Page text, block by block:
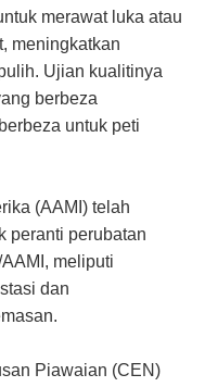
merawat luka atau
meningkatkan
Ujian kualitinya
berbeza
untuk peti
(AAMI) telah
peranti perubatan
meliputi
dan
Piawaian (CEN)